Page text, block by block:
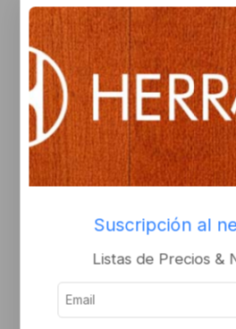
Productos relacionados
Inicie sesión o
Suscripción al
Listas de Precios &